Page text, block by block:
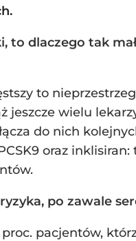
to dlaczego tak
to
jeszcze wielu
do nich
oraz
po zawale
pacjentów,